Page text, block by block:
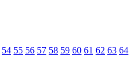
54 55 56 57 58 59 60 61 62 63 64